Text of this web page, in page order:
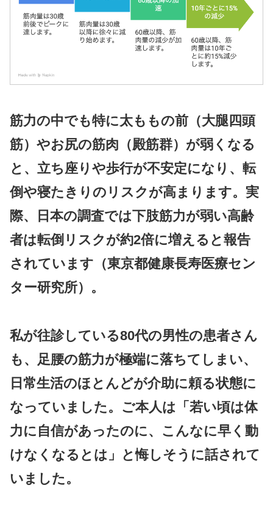
筋力の中でも特に太ももの前（大腿四頭
筋）やお尻の筋肉（殿筋群）が弱くなる
と、立ち座りや歩行が不安定になり、転
倒や寝たきりのリスクが高まります。実
際、日本の調査では下肢筋力が弱い高齢
者は転倒リスクが約2倍に増えると報告
されています（東京都健康長寿医療セン
ター研究所）。
私が往診している80代の男性の患者さん
も、足腰の筋力が極端に落ちてしまい、
日常生活のほとんどが介助に頼る状態に
なっていました。ご本人は「若い頃は体
力に自信があったのに、こんなに早く動
けなくなるとは」と悔しそうに話されて
いました。